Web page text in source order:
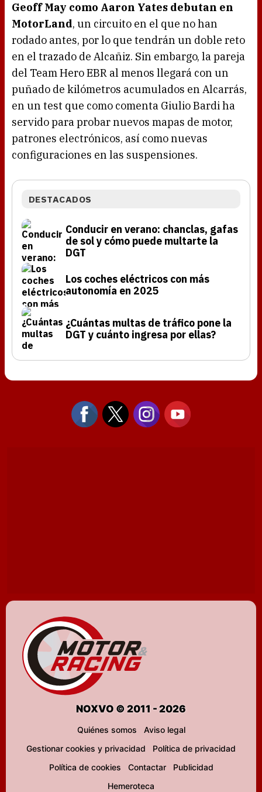
Geoff May como Aaron Yates debutan en
MotorLand, un circuito en el que no han
rodado antes, por lo que tendrán un doble reto
en el trazado de Alcañiz. Sin embargo, la pareja
del Team Hero EBR al menos llegará con un
puñado de kilómetros acumulados en Alcarrás,
en un test que como comenta Giulio Bardi ha
servido para probar nuevos mapas de motor,
patrones electrónicos, así como nuevas
configuraciones en las suspensiones.
DESTACADOS
Conducir en verano: chanclas, gafas
de sol y cómo puede multarte la
DGT
Los coches eléctricos con más
autonomía en 2025
¿Cuántas multas de tráfico pone la
DGT y cuánto ingresa por ellas?
NOXVO © 2011 - 2026
Quiénes somos
Aviso legal
Gestionar cookies y privacidad
Política de privacidad
Política de cookies
Contactar
Publicidad
Hemeroteca